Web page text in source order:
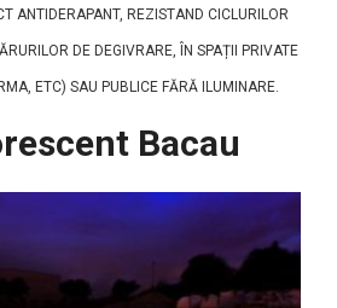
ANTIDERAPANT, REZISTAND CICLURILOR
DE DEGIVRARE, ÎN SPAȚII PRIVATE
ETC) SAU PUBLICE FĂRĂ ILUMINARE.
Bacau